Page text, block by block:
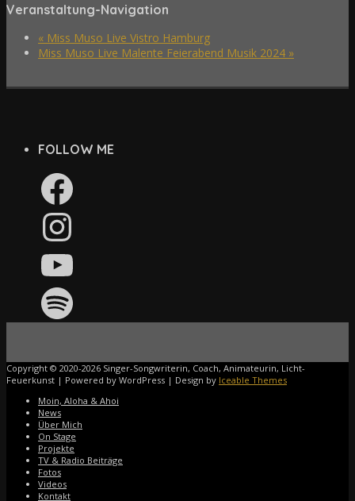
Veranstaltung-Navigation
« Miss Muso Live Vistro Hamburg
Miss Muso Live Malente Feierabend Musik 2024 »
FOLLOW ME
Facebook
Instagram
YouTube
Spotify
Copyright © 2020-2026 Singer-Songwriterin, Coach, Animateurin, Licht-
Feuerkunst | Powered by WordPress | Design by Iceable Themes
Moin, Aloha & Ahoi
News
Über Mich
On Stage
Projekte
TV & Radio Beiträge
Fotos
Videos
Kontakt